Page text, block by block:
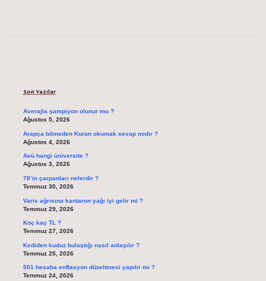
Son Yazılar
Averajla şampiyon olunur mu ?
Ağustos 5, 2026
Arapça bilmeden Kuran okumak sevap mıdır ?
Ağustos 4, 2026
Aeü hangi üniversite ?
Ağustos 3, 2026
78’in çarpanları nelerdir ?
Temmuz 30, 2026
Varis ağrısına kantaron yağı iyi gelir mi ?
Temmuz 29, 2026
Koç kaç TL ?
Temmuz 27, 2026
Kediden kuduz bulaştığı nasıl anlaşılır ?
Temmuz 25, 2026
501 hesaba enflasyon düzeltmesi yapılır mı ?
Temmuz 24, 2026